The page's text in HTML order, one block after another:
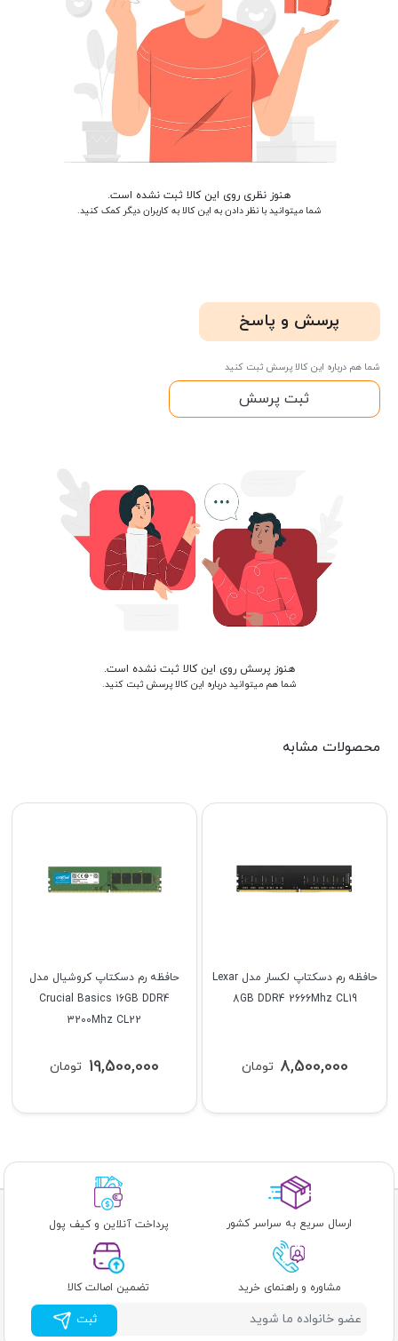
هنوز نظری روی این کالا ثبت نشده است.
شما میتوانید با نظر دادن به این کالا به کاربران دیگر کمک کنید.
پرسش و پاسخ
شما هم درباره این کالا پرسش ثبت کنید
ثبت پرسش
هنوز پرسش روی این کالا ثبت نشده است.
شما هم میتوانید درباره این کالا پرسش ثبت کنید.
محصولات مشابه
حافظه رم دسکتاپ کروشیال مدل
Crucial Basics 16GB DDR4
3200Mhz CL22
تومان 19,500,000
حافظه رم دسکتاپ لکسار مدل Lexar
8GB DDR4 2666Mhz CL19
تومان 8,500,000
ارسال سریع به سراسر کشور پرداخت آنلاین و کیف پول
مشاوره و راهنمای خرید تضمین اصالت کالا
ثبت